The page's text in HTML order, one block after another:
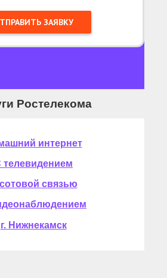
Ростелекома
интернет
телевидением
связью
г. Нижнекамск